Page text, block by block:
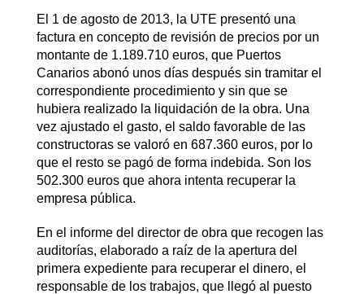
El 1 de agosto de 2013, la UTE presentó una
factura en concepto de revisión de precios por un
montante de 1.189.710 euros, que Puertos
Canarios abonó unos días después sin tramitar el
correspondiente procedimiento y sin que se
hubiera realizado la liquidación de la obra. Una
vez ajustado el gasto, el saldo favorable de las
constructoras se valoró en 687.360 euros, por lo
que el resto se pagó de forma indebida. Son los
502.300 euros que ahora intenta recuperar la
empresa pública.
En el informe del director de obra que recogen las
auditorías, elaborado a raíz de la apertura del
primera expediente para recuperar el dinero, el
responsable de los trabajos, que llegó al puesto